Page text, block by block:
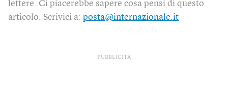
lettere. Ci piacerebbe sapere cosa pensi di questo
articolo. Scrivici a: posta@internazionale.it
PUBBLICITÀ